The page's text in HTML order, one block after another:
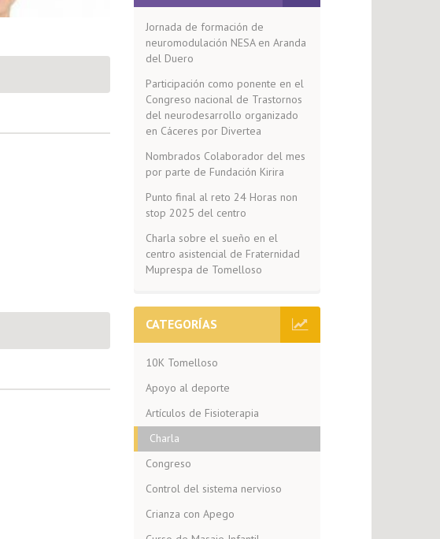
Jornada de formación de
neuromodulación NESA en Aranda
del Duero
Participación como ponente en el
Congreso nacional de Trastornos
del neurodesarrollo organizado
en Cáceres por Divertea
Nombrados Colaborador del mes
por parte de Fundación Kirira
Punto final al reto 24 Horas non
stop 2025 del centro
Charla sobre el sueño en el
centro asistencial de Fraternidad
Muprespa de Tomelloso
CATEGORÍAS
10K Tomelloso
Apoyo al deporte
Artículos de Fisioterapia
Charla
Congreso
Control del sistema nervioso
Crianza con Apego